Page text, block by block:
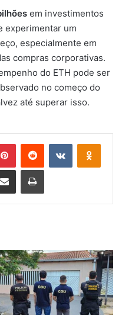
em investimentos
experimentar um
especialmente em
compras corporativas.
do ETH pode ser
no começo do
até superar isso.
PinterestReddit VK OK
Compartilhar via e-mail Imprimir